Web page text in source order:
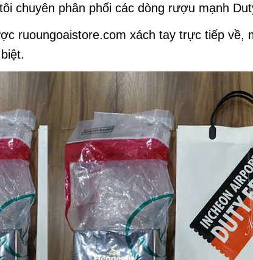
chuyên phân phối các dòng rượu mạnh
ruoungoaistore.com xách tay trực tiếp về,